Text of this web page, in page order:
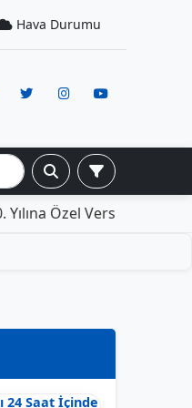
Hava Durumu
İçinde
24 Saat İçinde